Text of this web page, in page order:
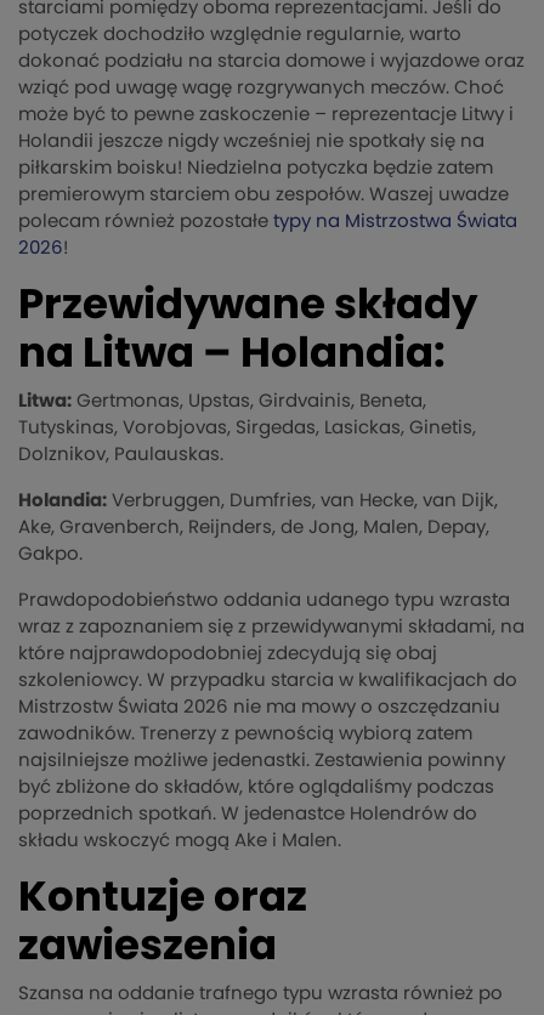
starciami pomiędzy oboma reprezentacjami. Jeśli do
potyczek dochodziło względnie regularnie, warto
dokonać podziału na starcia domowe i wyjazdowe oraz
wziąć pod uwagę wagę rozgrywanych meczów. Choć
może być to pewne zaskoczenie – reprezentacje Litwy i
Holandii jeszcze nigdy wcześniej nie spotkały się na
piłkarskim boisku! Niedzielna potyczka będzie zatem
premierowym starciem obu zespołów. Waszej uwadze
polecam również pozostałe typy na Mistrzostwa Świata
2026!
Przewidywane składy
na Litwa – Holandia:
Litwa: Gertmonas, Upstas, Girdvainis, Beneta,
Tutyskinas, Vorobjovas, Sirgedas, Lasickas, Ginetis,
Dolznikov, Paulauskas.
Holandia: Verbruggen, Dumfries, van Hecke, van Dijk,
Ake, Gravenberch, Reijnders, de Jong, Malen, Depay,
Gakpo.
Prawdopodobieństwo oddania udanego typu wzrasta
wraz z zapoznaniem się z przewidywanymi składami, na
które najprawdopodobniej zdecydują się obaj
szkoleniowcy. W przypadku starcia w kwalifikacjach do
Mistrzostw Świata 2026 nie ma mowy o oszczędzaniu
zawodników. Trenerzy z pewnością wybiorą zatem
najsilniejsze możliwe jedenastki. Zestawienia powinny
być zbliżone do składów, które oglądaliśmy podczas
poprzednich spotkań. W jedenastce Holendrów do
składu wskoczyć mogą Ake i Malen.
Kontuzje oraz
zawieszenia
Szansa na oddanie trafnego typu wzrasta również po